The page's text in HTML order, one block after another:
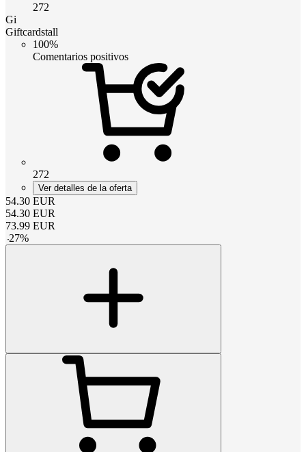
272
Gi
Giftcardstall
100%
Comentarios positivos
272
Ver detalles de la oferta
54.30 EUR
54.30 EUR
73.99 EUR
-27%